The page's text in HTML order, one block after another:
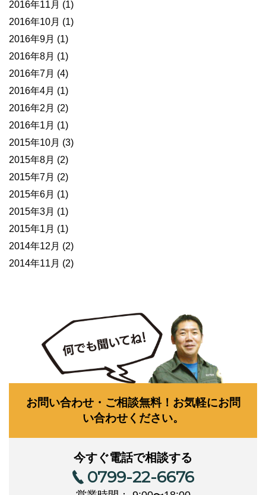
2016年11月 (1)
2016年10月 (1)
2016年9月 (1)
2016年8月 (1)
2016年7月 (4)
2016年4月 (1)
2016年2月 (2)
2016年1月 (1)
2015年10月 (3)
2015年8月 (2)
2015年7月 (2)
2015年6月 (1)
2015年3月 (1)
2015年1月 (1)
2014年12月 (2)
2014年11月 (2)
お問い合わせ・ご相談無料！お気軽にお問
い合わせください。
今すぐ電話で相談する
0799-22-6676